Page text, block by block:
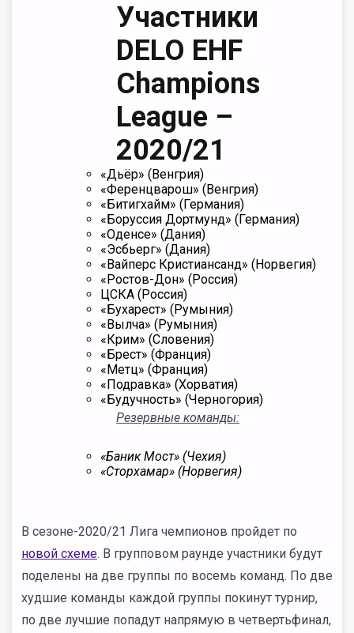
Участники
DELO EHF
Champions
League –
2020/21
«Дьёр» (Венгрия)
«Ференцварош» (Венгрия)
«Битигхайм» (Германия)
«Боруссия Дортмунд» (Германия)
«Оденсе» (Дания)
«Эсбьерг» (Дания)
«Вайперс Кристиансанд» (Норвегия)
«Ростов-Дон» (Россия)
ЦСКА (Россия)
«Бухарест» (Румыния)
«Вылча» (Румыния)
«Крим» (Словения)
«Брест» (Франция)
«Метц» (Франция)
«Подравка» (Хорватия)
«Будучность» (Черногория)
Резервные команды:
«Баник Мост» (Чехия)
«Сторхамар» (Норвегия)
В сезоне-2020/21 Лига чемпионов пройдет по
новой схеме. В групповом раунде участники будут
поделены на две группы по восемь команд. По две
худшие команды каждой группы покинут турнир,
по две лучшие попадут напрямую в четвертьфинал,